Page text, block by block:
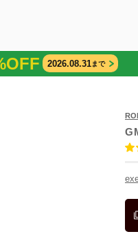
は？
ランド一覧 中古販売について
2026.08.31まで